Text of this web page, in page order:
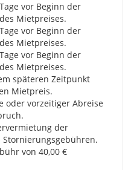
vor Beginn der
Mietpreises.
vor Beginn der
Mietpreises.
vor Beginn der
Mietpreises.
späteren Zeitpunkt
Mietpreis.
oder vorzeitiger Abreise
der
von 40,00 €